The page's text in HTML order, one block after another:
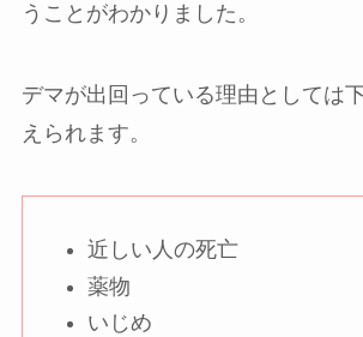
うことがわかりました。
デマが出回っている理由としては
えられます。
近しい人の死亡
薬物
いじめ